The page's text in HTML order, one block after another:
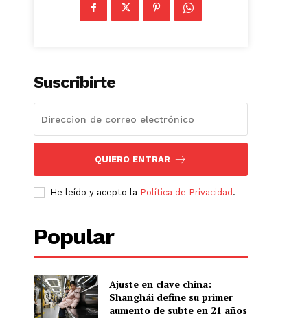
Suscribirte
QUIERO ENTRAR
He leído y acepto la Política de Privacidad .
Popular
Ajuste en clave china:
Shanghái define su primer
aumento de subte en 21 años